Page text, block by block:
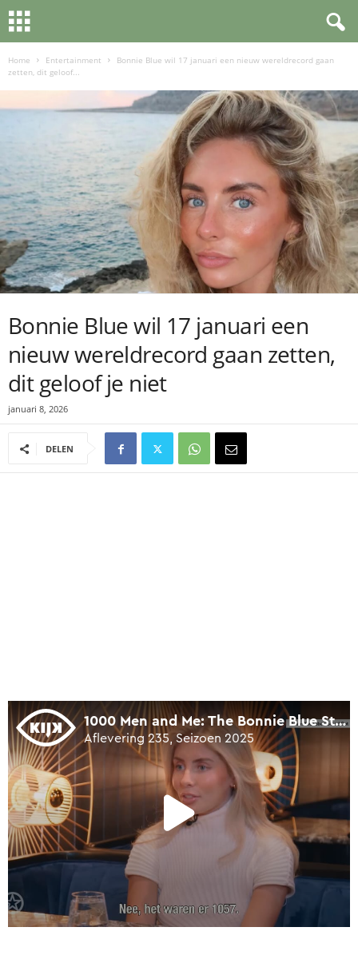
Home Entertainment
Bonnie Blue wil 17 januari een nieuw wereldrecord gaan
zetten, dit geloof...
Bonnie Blue wil 17 januari een
nieuw wereldrecord gaan zetten,
dit geloof je niet
januari 8, 2026
DELEN